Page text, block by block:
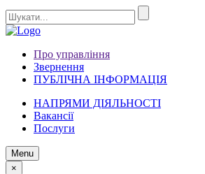
Про управління
Звернення
ПУБЛІЧНА ІНФОРМАЦІЯ
НАПРЯМИ ДІЯЛЬНОСТІ
Вакансії
Послуги
Menu
×